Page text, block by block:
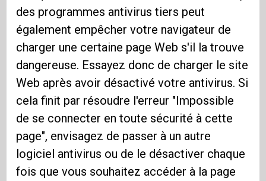
des programmes antivirus tiers peut
également empêcher votre navigateur de
charger une certaine page Web s'il la trouve
dangereuse. Essayez donc de charger le site
Web après avoir désactivé votre antivirus. Si
cela finit par résoudre l'erreur "Impossible
de se connecter en toute sécurité à cette
page", envisagez de passer à un autre
logiciel antivirus ou de le désactiver chaque
fois que vous souhaitez accéder à la page